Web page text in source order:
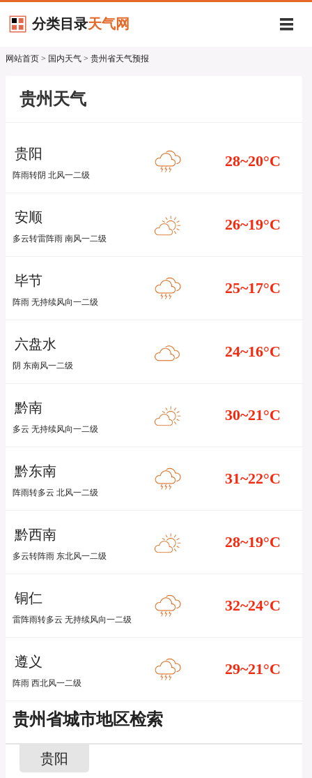
分类目录天气网
网站首页 > 国内天气 > 贵州省天气预报
贵州天气
贵阳
阵雨转阴 北风一二级
28~20°C
安顺
多云转雷阵雨 南风一二级
26~19°C
毕节
阵雨 无持续风向一二级
25~17°C
六盘水
阴 东南风一二级
24~16°C
黔南
多云 无持续风向一二级
30~21°C
黔东南
阵雨转多云 北风一二级
31~22°C
黔西南
多云转阵雨 东北风一二级
28~19°C
铜仁
雷阵雨转多云 无持续风向一二级
32~24°C
遵义
阵雨 西北风一二级
29~21°C
贵州省城市地区检索
贵阳